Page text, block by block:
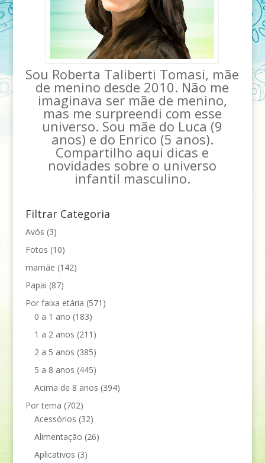
Sou Roberta Taliberti Tomasi, mãe
de menino desde 2010. Não me
imaginava ser mãe de menino,
mas me surpreendi com esse
universo. Sou mãe do Luca (9
anos) e do Enrico (5 anos).
Compartilho aqui dicas e
novidades sobre o universo
infantil masculino.
Filtrar Categoria
Avós (3)
Fotos (10)
mamãe (142)
Papai (87)
Por faixa etária (571)
0 a 1 ano (183)
1 a 2 anos (211)
2 a 5 anos (385)
5 a 8 anos (445)
Acima de 8 anos (394)
Por tema (702)
Acessórios (32)
Alimentação (26)
Aplicativos (3)